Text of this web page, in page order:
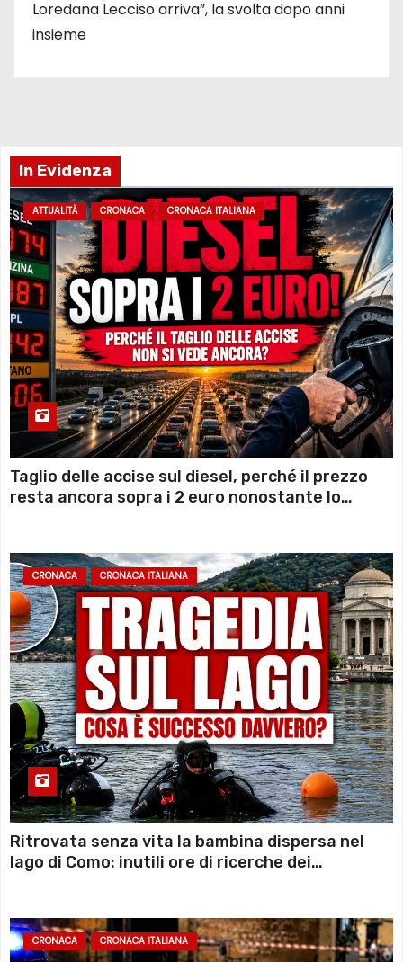
Loredana Lecciso arriva”, la svolta dopo anni
insieme
In Evidenza
ATTUALITÀ CRONACA CRONACA ITALIANA
Taglio delle accise sul diesel, perché il prezzo
resta ancora sopra i 2 euro nonostante lo
CRONACA CRONACA ITALIANA
Ritrovata senza vita la bambina dispersa nel
lago di Como: inutili ore di ricerche dei
CRONACA CRONACA ITALIANA